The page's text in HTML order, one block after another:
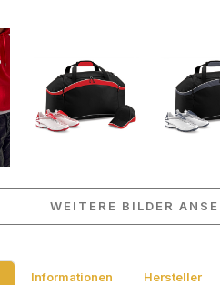
WEITERE BILDER
Informationen Hersteller